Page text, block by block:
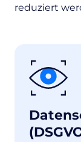
reduziert